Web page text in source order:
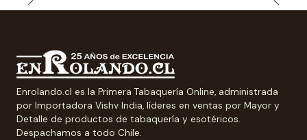
Enrolando.cl es la Primera Tabaquería Online, administrada
por Importadora Vishv India, líderes en ventas por Mayor y
Detalle de productos de tabaquería y esotéricos.
Despachamos a todo Chile.